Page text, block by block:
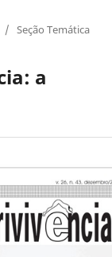
/ Seção Temática
a